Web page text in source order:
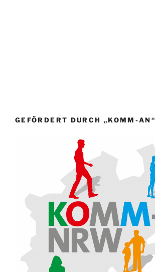
GEFÖRDERT DURCH „KOMM-AN“